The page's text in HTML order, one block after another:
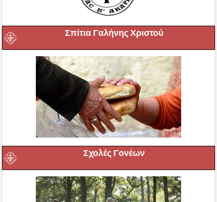
Σπίτια Γαλήνης Χριστού
Σχολές Γονέων